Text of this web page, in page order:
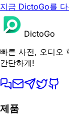
지금 DictoGo를
DictoGo
빠른 사전, 오디오
간단하게!
제품